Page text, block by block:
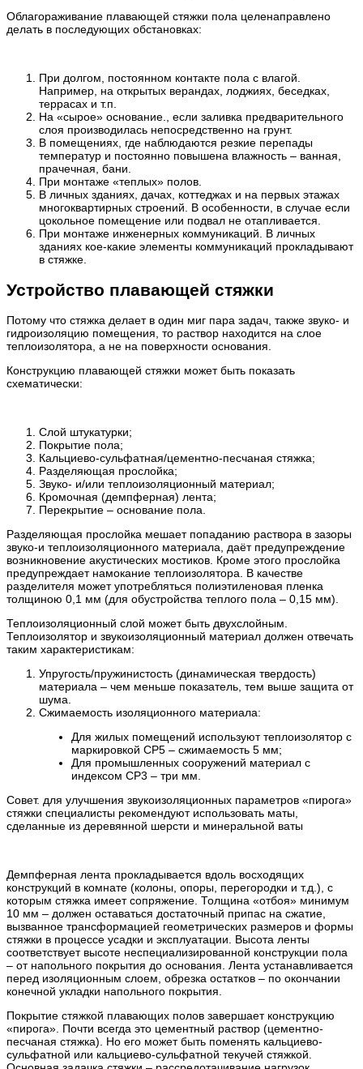
Облагораживание плавающей стяжки пола целенаправлено
делать в последующих обстановках:
При долгом, постоянном контакте пола с влагой.
Например, на открытых верандах, лоджиях, беседках,
террасах и т.п.
На «сырое» основание., если заливка предварительного
слоя производилась непосредственно на грунт.
В помещениях, где наблюдаются резкие перепады
температур и постоянно повышена влажность – ванная,
прачечная, бани.
При монтаже «теплых» полов.
В личных зданиях, дачах, коттеджах и на первых этажах
многоквартирных строений. В особенности, в случае если
цокольное помещение или подвал не отапливается.
При монтаже инженерных коммуникаций. В личных
зданиях кое-какие элементы коммуникаций прокладывают
в стяжке.
Устройство плавающей стяжки
Потому что стяжка делает в один миг пара задач, также звуко- и
гидроизоляцию помещения, то раствор находится на слое
теплоизолятора, а не на поверхности основания.
Конструкцию плавающей стяжки может быть показать
схематически:
Слой штукатурки;
Покрытие пола;
Кальциево-сульфатная/цементно-песчаная стяжка;
Разделяющая прослойка;
Звуко- и/или теплоизоляционный материал;
Кромочная (демпферная) лента;
Перекрытие – основание пола.
Разделяющая прослойка мешает попаданию раствора в зазоры
звуко-и теплоизоляционного материала, даёт предупреждение
возникновение акустических мостиков. Кроме этого прослойка
предупреждает намокание теплоизолятора. В качестве
разделителя может употребляться полиэтиленовая пленка
толщиною 0,1 мм (для обустройства теплого пола – 0,15 мм).
Теплоизоляционный слой может быть двухслойным.
Теплоизолятор и звукоизоляционный материал должен отвечать
таким характеристикам:
Упругость/пружинистость (динамическая твердость)
материала – чем меньше показатель, тем выше защита от
шума.
Сжимаемость изоляционного материала:
Для жилых помещений используют теплоизолятор с
маркировкой СР5 – сжимаемость 5 мм;
Для промышленных сооружений материал с
индексом СР3 – три мм.
Совет. для улучшения звукоизоляционных параметров «пирога»
стяжки специалисты рекомендуют использовать маты,
сделанные из деревянной шерсти и минеральной ваты
Демпферная лента прокладывается вдоль восходящих
конструкций в комнате (колоны, опоры, перегородки и т.д.), с
которым стяжка имеет сопряжение. Толщина «отбоя» минимум
10 мм – должен оставаться достаточный припас на сжатие,
вызванное трансформацией геометрических размеров и формы
стяжки в процессе усадки и эксплуатации. Высота ленты
соответствует высоте неспециализированной конструкции пола
– от напольного покрытия до основания. Лента устанавливается
перед изоляционным слоем, обрезка остатков – по окончании
конечной укладки напольного покрытия.
Покрытие стяжкой плавающих полов завершает конструкцию
«пирога». Почти всегда это цементный раствор (цементно-
песчаная стяжка). Но его может быть поменять кальциево-
сульфатной или кальциево-сульфатной текучей стяжкой.